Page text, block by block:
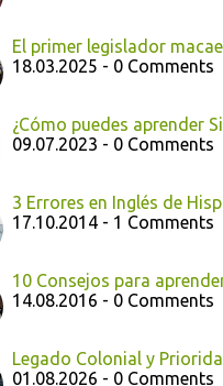
El primer legislador
18.03.2025 - 0 Comments
¿Cómo puedes aprender
09.07.2023 - 0 Comments
3 Errores en Inglés de
17.10.2014 - 1 Comments
10 Consejos para
14.08.2016 - 0 Comments
Legado Colonial y
01.08.2026 - 0 Comments